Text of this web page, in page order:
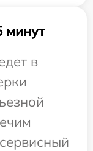
минут
в